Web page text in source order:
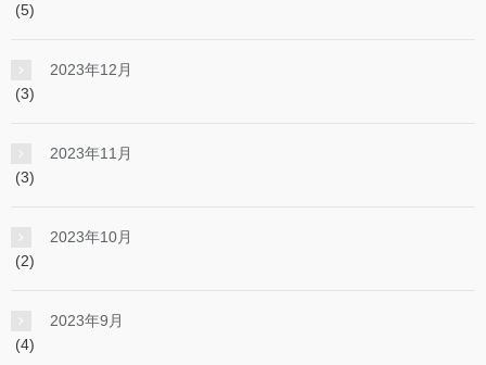
(5)
2023年12月
(3)
2023年11月
(3)
2023年10月
(2)
2023年9月
(4)